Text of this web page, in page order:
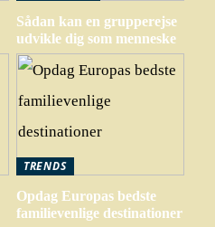
Sådan kan en grupperejse
udvikle dig som menneske
TRENDS
Opdag Europas bedste
familievenlige destinationer